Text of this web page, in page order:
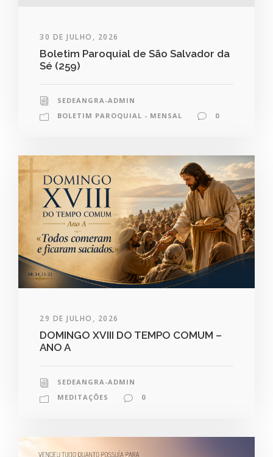
30 DE JULHO, 2026
Boletim Paroquial de São Salvador da
Sé (259)
SEDEANGRA-ADMIN
BOLETIM PAROQUIAL - MENSAL
0
29 DE JULHO, 2026
DOMINGO XVIII DO TEMPO COMUM –
ANO A
SEDEANGRA-ADMIN
MEDITAÇÕES
0